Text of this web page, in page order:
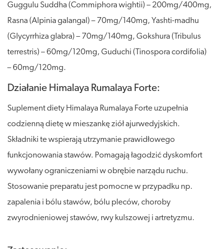
Guggulu Suddha (Commiphora wightii) – 200mg/400mg,
Rasna (Alpinia galangal) – 70mg/140mg, Yashti-madhu
(Glycyrrhiza glabra) – 70mg/140mg, Gokshura (Tribulus
terrestris) – 60mg/120mg, Guduchi (Tinospora cordifolia)
– 60mg/120mg.
Działanie Himalaya Rumalaya Forte:
Suplement diety Himalaya Rumalaya Forte uzupełnia
codzienną dietę w mieszankę ziół ajurwedyjskich.
Składniki te wspierają utrzymanie prawidłowego
funkcjonowania stawów. Pomagają łagodzić dyskomfort
wywołany ograniczeniami w obrębie narządu ruchu.
Stosowanie preparatu jest pomocne w przypadku np.
zapalenia i bólu stawów, bólu pleców, choroby
zwyrodnieniowej stawów, rwy kulszowej i artretyzmu.